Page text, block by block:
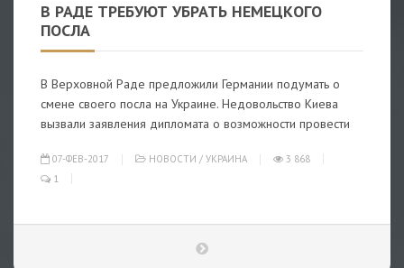
В РАДЕ ТРЕБУЮТ УБРАТЬ НЕМЕЦКОГО
ПОСЛА
В Верховной Раде предложили Германии подумать о
смене своего посла на Украине. Недовольство Киева
вызвали заявления дипломата о возможности провести
07-ФЕВ-2017 НОВОСТИ / УКРАИНА
3 868
1